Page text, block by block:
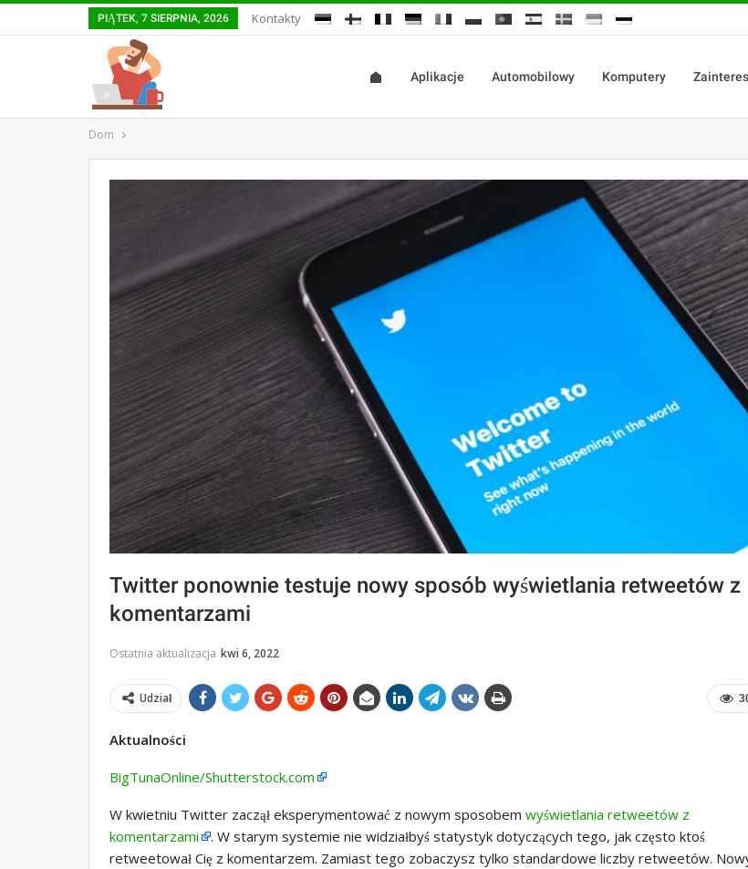
PIĄTEK, 7 SIERPNIA, 2026 Kontakty
Aplikacje Automobilowy Komputery
Dom
Twitter ponownie testuje nowy sposób wyświetlania retweetów z
komentarzami
Ostatnia aktualizacja kwi 6, 2022
Udział
Aktualności
BigTunaOnline/Shutterstock.com
W kwietniu Twitter zaczął eksperymentować z nowym sposobem wyświetlania retweetów z
komentarzami
. W starym systemie nie widziałbyś statystyk dotyczących tego, jak często ktoś
retweetował Cię z komentarzem. Zamiast tego zobaczysz tylko standardowe liczby retweetów.